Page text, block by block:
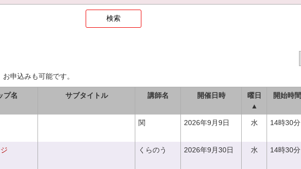
申込みも可能です。
プ名 サブタイトル 講師名 開催日時
曜日
▲
開始時間
関 2026年9月9日 水 14時30分
くらのう 2026年9月30日 水 14時30分